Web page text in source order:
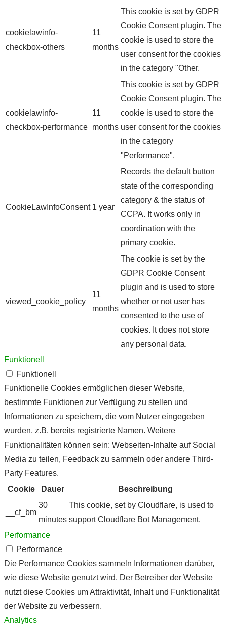
cookielawinfo-
checkbox-others
11
months
This cookie is set by GDPR
Cookie Consent plugin. The
cookie is used to store the
user consent for the cookies
in the category "Other.
cookielawinfo-
checkbox-performance
11
months
This cookie is set by GDPR
Cookie Consent plugin. The
cookie is used to store the
user consent for the cookies
in the category
"Performance".
CookieLawInfoConsent 1 year
Records the default button
state of the corresponding
category & the status of
CCPA. It works only in
coordination with the
primary cookie.
viewed_cookie_policy
11
months
The cookie is set by the
GDPR Cookie Consent
plugin and is used to store
whether or not user has
consented to the use of
cookies. It does not store
any personal data.
Funktionell
Funktionell
Funktionelle Cookies ermöglichen dieser Website,
bestimmte Funktionen zur Verfügung zu stellen und
Informationen zu speichern, die vom Nutzer eingegeben
wurden, z.B. bereits registrierte Namen. Weitere
Funktionalitäten können sein: Webseiten-Inhalte auf Social
Media zu teilen, Feedback zu sammeln oder andere Third-
Party Features.
Cookie
Dauer Beschreibung
__cf_bm
30
minutes
This cookie, set by Cloudflare, is used to
support Cloudflare Bot Management.
Performance
Performance
Die Performance Cookies sammeln Informationen darüber,
wie diese Website genutzt wird. Der Betreiber der Website
nutzt diese Cookies um Attraktivität, Inhalt und Funktionalität
der Website zu verbessern.
Analytics